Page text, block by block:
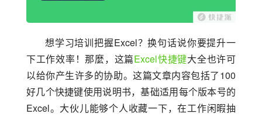
想学习培训把握Excel？换句话说你要提升一
下工作效率！那麼，这篇Excel快捷键大全也许可
以给你产生许多的协助。这篇文章内容包括了100
好几个快捷键使用说明书，基础适用每个版本号的
Excel。大伙儿能够个人收藏一下，在工作闲暇抽